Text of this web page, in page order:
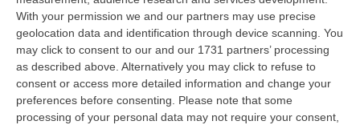
With your permission we and our partners may use precise
geolocation data and identification through device scanning. You
may click to consent to our and our 1731 partners’ processing
as described above. Alternatively you may click to refuse to
consent or access more detailed information and change your
preferences before consenting. Please note that some
processing of your personal data may not require your consent,
06 Agosto, 11:52
Musica In Lutto, Morto A 86 Anni Il Cantautore Francesco Guccini
“È morto Francesco Guccini, uno dei più grandi cantautori italiani. Il
“Maestrone” si è spento questa mattina a Pavana, sull’Appennino tosco…
06 Agosto, 11:22